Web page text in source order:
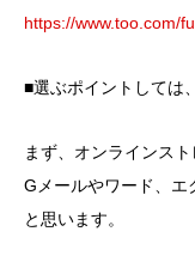
https://www.too.com/
■選ぶポイントしては、
まず、オンラインス
Gメールやワード、エ
と思います。